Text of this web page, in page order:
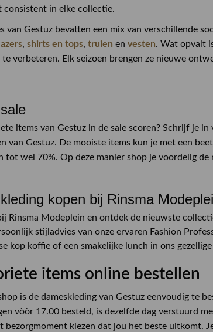
consistent in elke collectie.
van Gestuz bevatten een mix van verschillende
, shirts en tops, truien en vesten. Wat opvalt
verbeteren. Elk seizoen brengen ze nieuwe
items van Gestuz in de sale scoren? Schrijf je in
van Gestuz. De mooiste items kun je met een
tot wel 70%. Op deze manier shop je voordelig
kopen bij Rinsma
Rinsma Modeplein en ontdek de nieuwste
stijladvies van onze ervaren Fashion
kop koffie of een smakelijke lunch in ons
items online bestellen
is de dameskleding van Gestuz eenvoudig te
vòòr 17.00 besteld, is dezelfde dag verstuurd
bezorgmoment kiezen dat jou het beste uitkomt.